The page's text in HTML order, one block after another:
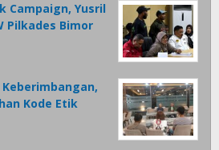
Campaign, Yusril
Pilkades Bimor
Kode Etik